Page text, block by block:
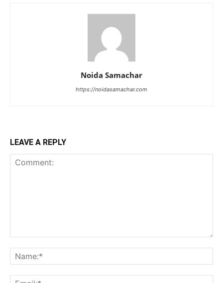
Noida Samachar
https://noidasamachar.com
LEAVE A REPLY